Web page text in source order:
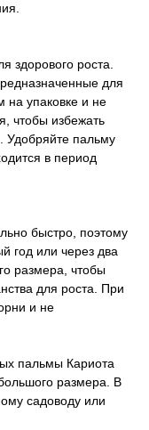
здорового роста.
для
на упаковке и не
чтобы избежать
Удобряйте пальму
в период
быстро, поэтому
год или через два
размера, чтобы
для роста. При
и не
пальмы Кариота
размера. В
садоводу или